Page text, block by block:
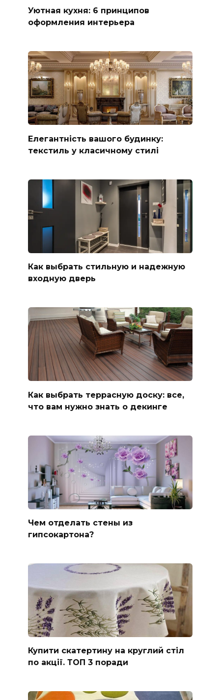
Уютная кухня: 6 принципов
оформления интерьера
Елегантність вашого будинку:
текстиль у класичному стилі
Как выбрать стильную и надежную
входную дверь
Как выбрать террасную доску: все,
что вам нужно знать о декинге
Чем отделать стены из
гипсокартона?
Купити скатертину на круглий стіл
по акції. ТОП 3 поради